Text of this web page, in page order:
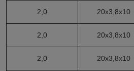
2,0 20х3,8х10
2,0 20х3,8х10
2,0 20х3,8х10